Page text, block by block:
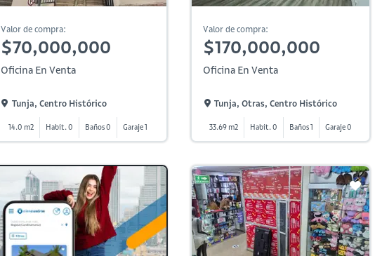
Valor de compra:
$70,000,000
Oficina En Venta
Tunja, Centro Histórico
14.0 m2 Habit. 0 Baños 0 Garaje 1
Valor de compra:
$170,000,000
Oficina En Venta
Tunja, Otras, Centro Histórico
33.69 m2 Habit. 0 Baños 1 Garaje 0